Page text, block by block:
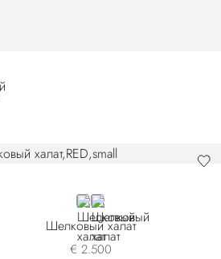
REDGREEN
Шелковый халат
€ 2.500